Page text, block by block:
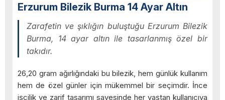
Erzurum Bilezik Burma 14 Ayar Altın
Zarafetin ve şıklığın buluştuğu Erzurum Bilezik
Burma, 14 ayar altın ile tasarlanmış özel bir
takıdır.
26,20 gram ağırlığındaki bu bilezik, hem günlük kullanım
hem de özel günler için mükemmel bir seçimdir. İnce
işçilik ve zarif tasarımı sayesinde her yaştan kullanıcıya